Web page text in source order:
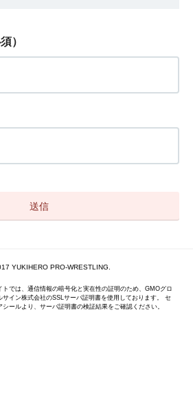
）
YUKIHERO PRO-WRESTLING.
トでは、通信情報の暗号化と実在性の証明のため、GMOグロ
サイン株式会社のSSLサーバ証明書を使用しております。 セ
シールより、サーバ証明書の検証結果をご確認ください。